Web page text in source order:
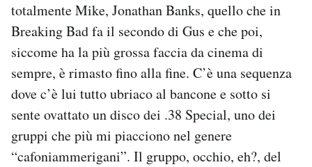
totalmente Mike, Jonathan Banks, quello che in
Breaking Bad fa il secondo di Gus e che poi,
siccome ha la più grossa faccia da cinema di
sempre, è rimasto fino alla fine. C’è una sequenza
dove c’è lui tutto ubriaco al bancone e sotto si
sente ovattato un disco dei .38 Special, uno dei
gruppi che più mi piacciono nel genere
“cafoniammerigani”. Il gruppo, occhio, eh?, del